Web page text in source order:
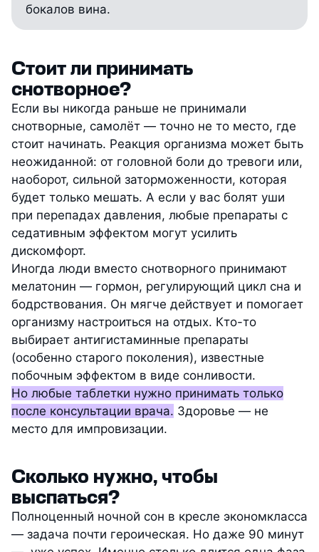
бокалов вина.
Стоит ли принимать
снотворное?
Если вы никогда раньше не принимали
снотворные, самолёт — точно не то место, где
стоит начинать. Реакция организма может быть
неожиданной: от головной боли до тревоги или,
наоборот, сильной заторможенности, которая
будет только мешать. А если у вас болят уши
при перепадах давления, любые препараты с
седативным эффектом могут усилить
дискомфорт.
Иногда люди вместо снотворного принимают
мелатонин — гормон, регулирующий цикл сна и
бодрствования. Он мягче действует и помогает
организму настроиться на отдых. Кто-то
выбирает антигистаминные препараты
(особенно старого поколения), известные
побочным эффектом в виде сонливости.
Но любые таблетки нужно принимать только
после консультации врача. Здоровье — не
место для импровизации.
Сколько нужно, чтобы
выспаться?
Полноценный ночной сон в кресле экономкласса
— задача почти героическая. Но даже 90 минут